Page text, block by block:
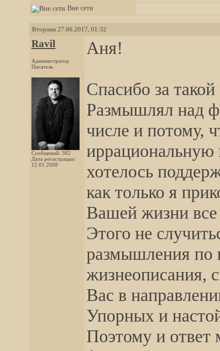
Вне сети
Вторник 27.06.2017, 01:32
Ravil
Администратор
Писатель
Сообщений: 382
Дата регистрации:
12.01.2008
Аня!
Спасибо за
Размышлял над
числе и потому,
хотелось
как только я
Вашей жизни все
Этого не
размышления по
жизнеописания,
Вас в
Упорных и
Поэтому и ответ